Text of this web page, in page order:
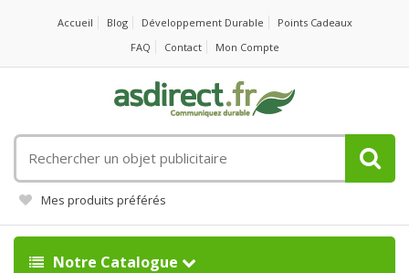
Accueil Blog Développement Durable
Points Cadeaux
FAQ
Contact Mon Compte
un
objet
publicitaire
Mes produits préférés
Notre Catalogue